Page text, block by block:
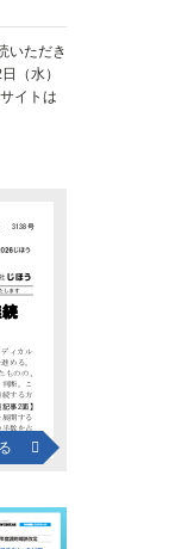
いただき
（水）
イトは